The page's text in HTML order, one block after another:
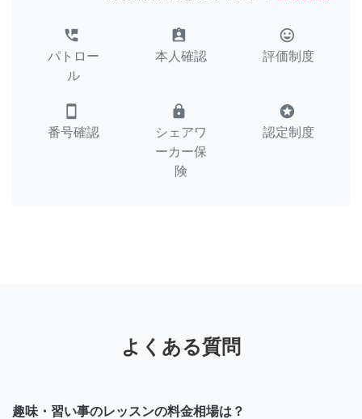
perm_phone_msg
パトロー
ル
assignment_ind
本人確認
tag_faces
評価制度
smartphone
番号確認
lock
シェアワ
ーカー保
険
stars
認定制度
よくある質問
趣味・習い事のレッスンの料金相場は？